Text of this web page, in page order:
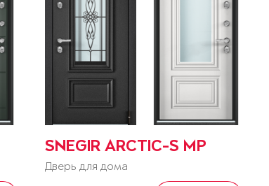
SNEGIR ARCTIC-S MP
Дверь для дома